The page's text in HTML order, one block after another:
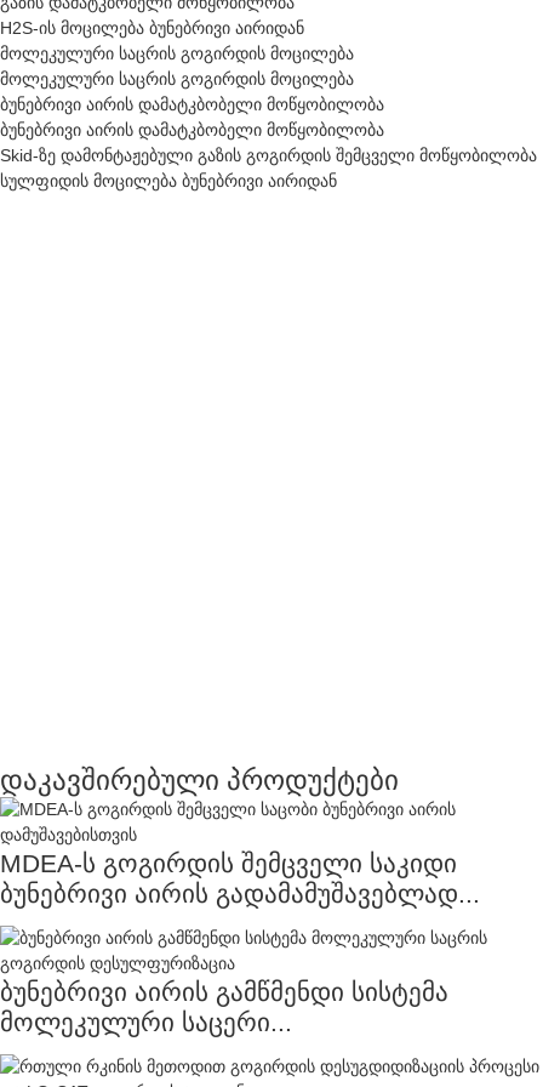
H2S-ის მოცილება ბუნებრივი აირიდან
მოლეკულური საცრის გოგირდის მოცილება
მოლეკულური საცრის გოგირდის მოცილება
ბუნებრივი აირის დამატკბობელი მოწყობილობა
ბუნებრივი აირის დამატკბობელი მოწყობილობა
Skid-ზე დამონტაჟებული გაზის გოგირდის შემცველი მოწყობილობა
სულფიდის მოცილება ბუნებრივი აირიდან
დაკავშირებული პროდუქტები
MDEA-ს გოგირდის შემცველი საკიდი
ბუნებრივი აირის გადამამუშავებლად...
ბუნებრივი აირის გამწმენდი სისტემა
მოლეკულური საცერი...